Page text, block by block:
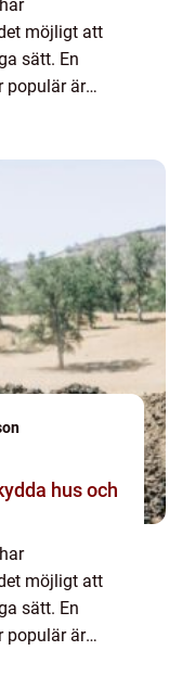
möjligt att
sätt. En
populär är
hus och
möjligt att
sätt. En
populär är